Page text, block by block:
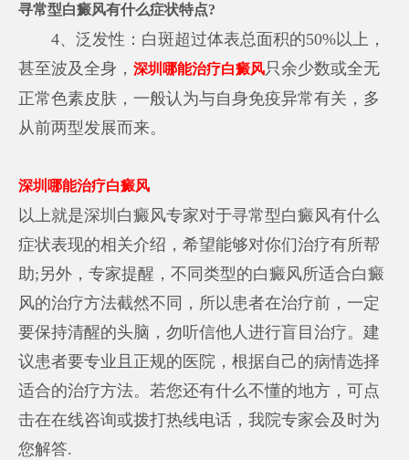
寻常型白癜风有什么症状特点?
4、泛发性：白斑超过体表总面积的50%以上，
甚至波及全身，深圳哪能治疗白癜风只余少数或全无
正常色素皮肤，一般认为与自身免疫异常有关，多
从前两型发展而来。
深圳哪能治疗白癜风
以上就是深圳白癜风专家对于寻常型白癜风有什么
症状表现的相关介绍，希望能够对你们治疗有所帮
助;另外，专家提醒，不同类型的白癜风所适合白癜
风的治疗方法截然不同，所以患者在治疗前，一定
要保持清醒的头脑，勿听信他人进行盲目治疗。建
议患者要专业且正规的医院，根据自己的病情选择
适合的治疗方法。若您还有什么不懂的地方，可点
击在在线咨询或拨打热线电话，我院专家会及时为
您解答.